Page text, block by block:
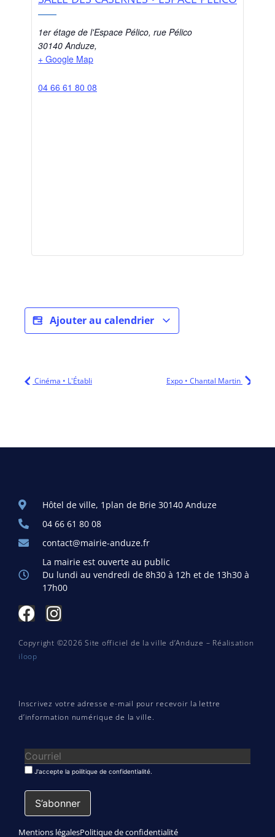
1er étage de l'Espace Pélico, rue Pélico
30140 Anduze,
+ Google Map
04 66 61 80 08
Ajouter au calendrier
Cinéma • L'Établi Expo • Chantal Martin
Hôtel de ville, 1plan de Brie 30140 Anduze
04 66 61 80 08
contact@mairie-anduze.fr
La mairie est ouverte au public
Du lundi au vendredi de 8h30 à 12h et de 13h30 à
17h00
Copyright ©2026 Site officiel de la ville d’Anduze – Réalisation
iloop
Inscrivez votre adresse e-mail pour recevoir la lettre
d’information numérique de la ville.
J'accepte la poilitique de confidentialité.
Mentions légalesPolitique de confidentialité